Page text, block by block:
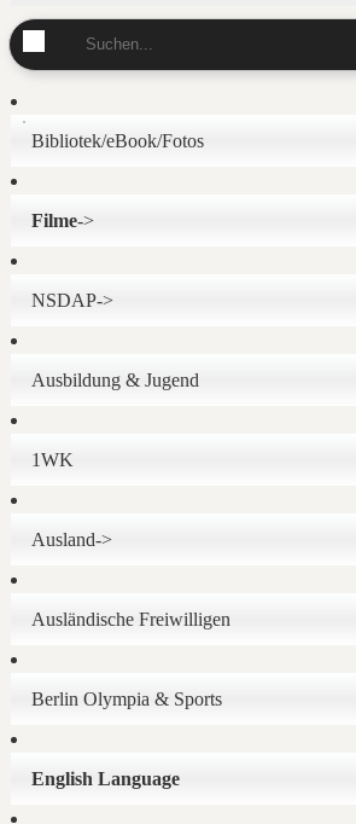
Bibliotek/eBook/Fotos
Filme->
NSDAP->
Ausbildung & Jugend
1WK
Ausland->
Ausländische Freiwilligen
Berlin Olympia & Sports
English Language